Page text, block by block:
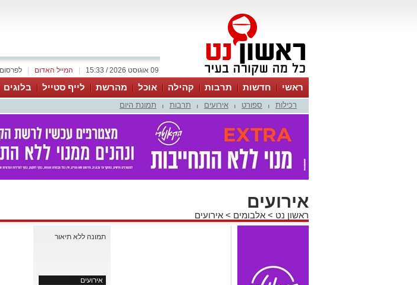
המייל האדום 09 אוגוסט 2026 / 15:33
ראשי חדשות תרבות קהילה אוכל מהרשת לייף סטייל בלוגים
רכילות ספורט אירועים תרבות תמונת היום
אירועים
ראשון נט > אלבומים > אירועים
אירועים